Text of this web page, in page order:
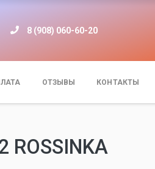
8 (908) 060-60-20
ОТЗЫВЫ КОНТАКТЫ